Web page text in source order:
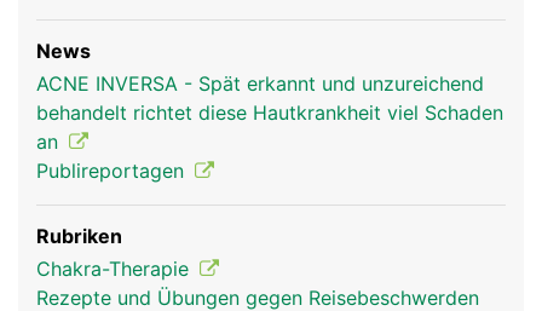
News
ACNE INVERSA - Spät erkannt und unzureichend
behandelt richtet diese Hautkrankheit viel Schaden
an
Publireportagen
Rubriken
Chakra-Therapie
Rezepte und Übungen gegen Reisebeschwerden